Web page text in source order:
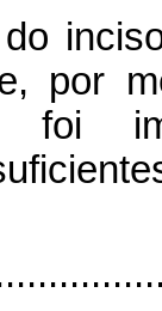
por
foi